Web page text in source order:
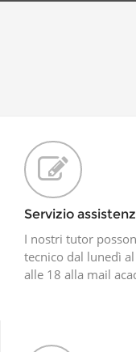
Servizio
I nostri tutor
tecnico dal lunedì
alle 18 alla mail